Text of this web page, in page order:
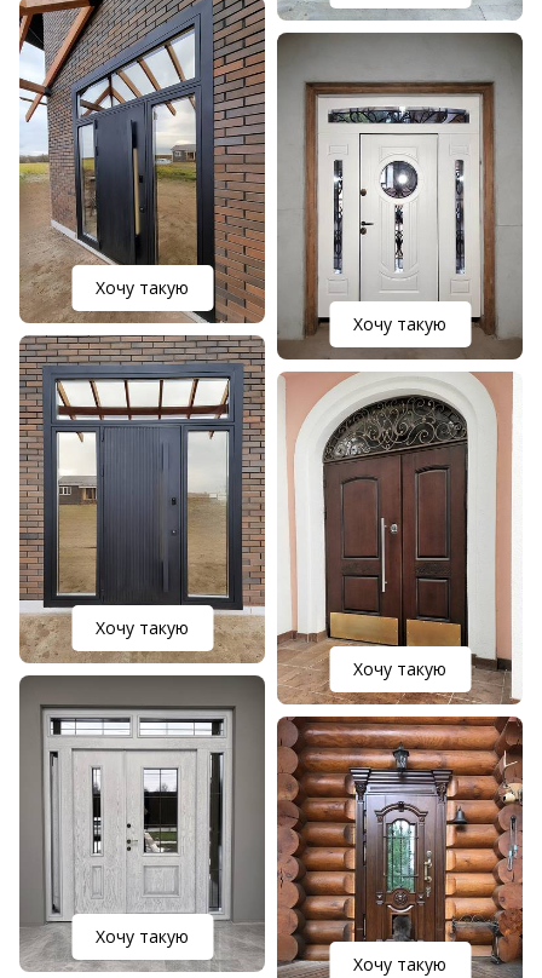
Хочу такую
Хочу такую
Хочу такую
Хочу такую
Хочу такую
Хочу такую